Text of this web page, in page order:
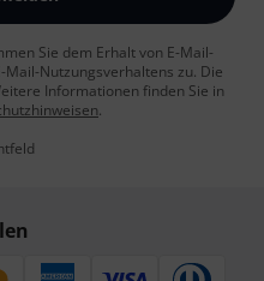
Sie dem Erhalt von E-Mail-
Nutzungsverhaltens zu. Die
Informationen finden Sie in
.